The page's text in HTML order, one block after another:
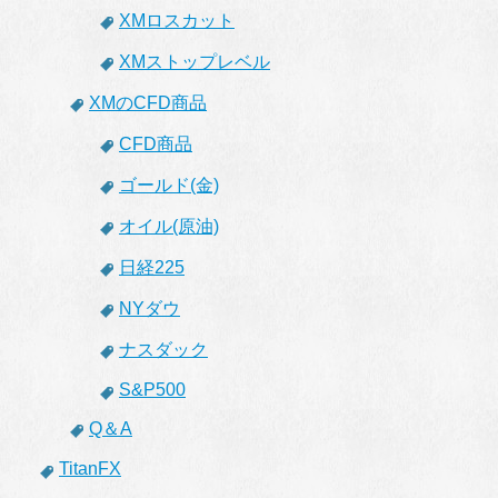
XMロスカット
XMストップレベル
XMのCFD商品
CFD商品
ゴールド(金)
オイル(原油)
日経225
NYダウ
ナスダック
S&P500
Q＆A
TitanFX